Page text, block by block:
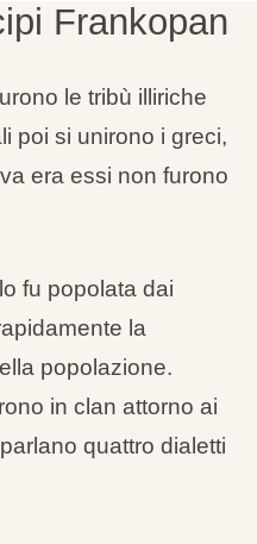
Frankopan
le tribù illiriche
poi si unirono i greci,
era essi non furono
fu popolata dai
la
popolazione.
in clan attorno ai
quattro dialetti